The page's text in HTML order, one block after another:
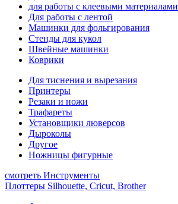
для работы с клеевыми материалами
Для работы с лентой
Машинки для фольгирования
Стенды для кукол
Швейные машинки
Коврики
Для тиснения и вырезания
Принтеры
Резаки и ножи
Трафареты
Установщики люверсов
Дыроколы
Другое
Ножницы фигурные
смотреть Инструменты
Плоттеры Silhouette, Cricut, Brother